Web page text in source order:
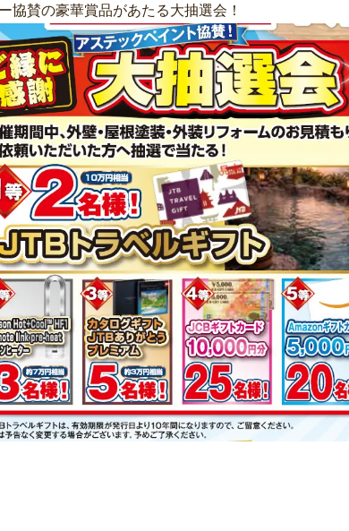
協賛の豪華賞品があたる大抽選会！